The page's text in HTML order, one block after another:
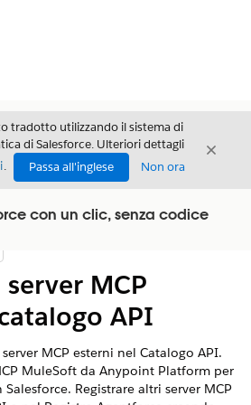
tradotto utilizzando il sistema di
di Salesforce. Ulteriori dettagli
. Passa all'inglese Non ora
Chiudi
con un clic, senza codice
MCP
API
MCP esterni nel Catalogo API.
MuleSoft da Anypoint Platform per
Registrare altri server MCP